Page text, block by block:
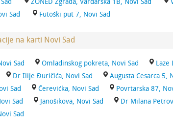
ZONED Zgrada, Vardarska 1B, Novi Sad
Sad
Futoški put 7, Novi Sad
na karti Novi Sad
Sad Omladinskog pokreta, Novi Sad Laze
Dr Ilije Đuričića, Novi Sad Augusta Cesarca 5,
Sad
Čerevićka, Novi Sad Povrtarska 87,
Sad
Janošikova, Novi Sad Dr Milana
Sad